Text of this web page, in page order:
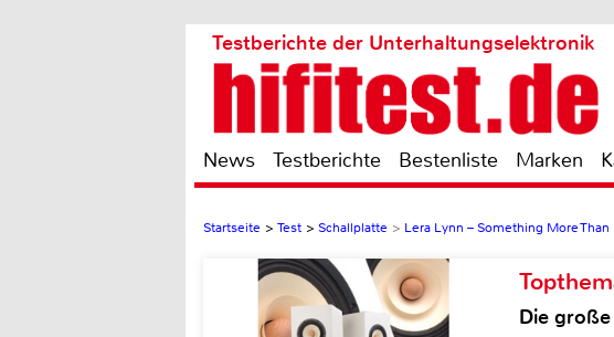
Testberichte der Unterhaltungselektronik
News Testberichte Bestenliste Marken
Startseite > Test > Schallplatte > Lera Lynn – Something More
Die